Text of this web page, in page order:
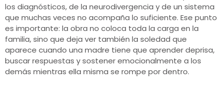
los diagnósticos, de la neurodivergencia y de un sistema
que muchas veces no acompaña lo suficiente. Ese punto
es importante: la obra no coloca toda la carga en la
familia, sino que deja ver también la soledad que
aparece cuando una madre tiene que aprender deprisa,
buscar respuestas y sostener emocionalmente a los
demás mientras ella misma se rompe por dentro.